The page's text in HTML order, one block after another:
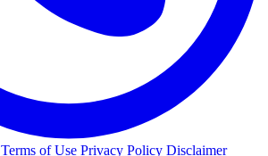
Terms of Use Privacy Policy Disclaimer